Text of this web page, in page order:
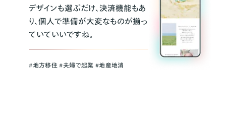
デザインも選ぶだけ、決済機能もあ
り、個人で準備が大変なものが揃っ
ていていいですね。
#地方移住 #夫婦で起業 #地産地消